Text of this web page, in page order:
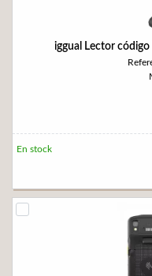
iggual Lector
En stock